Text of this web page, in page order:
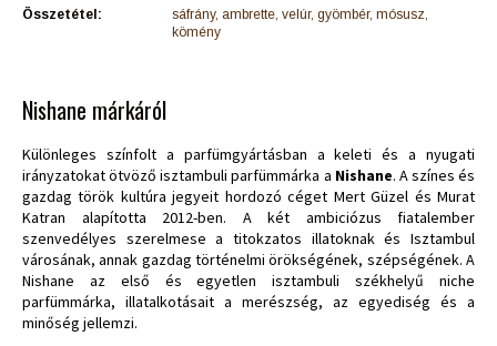
Összetétel:
sáfrány, ambrette, velúr, gyömbér, mósusz,
kömény
Nishane márkáról
Különleges színfolt a parfümgyártásban a keleti és a nyugati
irányzatokat ötvöző isztambuli parfümmárka a Nishane. A színes és
gazdag török kultúra jegyeit hordozó céget Mert Güzel és Murat
Katran alapította 2012-ben. A két ambiciózus fiatalember
szenvedélyes szerelmese a titokzatos illatoknak és Isztambul
városának, annak gazdag történelmi örökségének, szépségének. A
Nishane az első és egyetlen isztambuli székhelyű niche
parfümmárka, illatalkotásait a merészség, az egyediség és a
minőség jellemzi.